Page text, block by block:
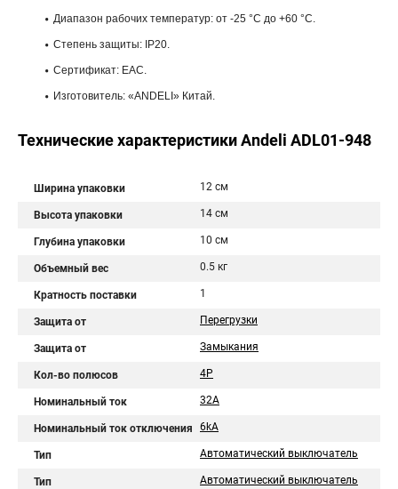
Диапазон рабочих температур: от -25 °С до +60 °С.
Степень защиты: IP20.
Сертификат: ЕАС.
Изготовитель: «ANDELI» Китай.
Технические характеристики Andeli ADL01-948
Ширина упаковки 12 см
Высота упаковки 14 см
Глубина упаковки 10 см
Объемный вес 0.5 кг
Кратность поставки 1
Защита от Перегрузки
Защита от Замыкания
Кол-во полюсов 4P
Номинальный ток 32A
Номинальный ток отключения 6kA
Тип Автоматический выключатель
Тип Автоматический выключатель